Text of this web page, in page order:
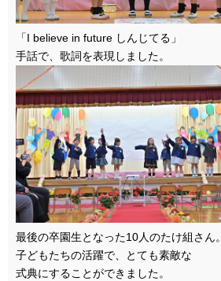
「I believe in future しんじてる」
手話で、歌詞を表現しました。
最後の卒園生となった10人のたけ組さん。
子どもたちの活躍で、とても素敵な
式典にすることができました。